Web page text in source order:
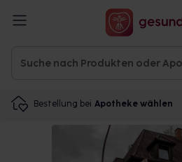
Bestellung bei Apotheke wählen